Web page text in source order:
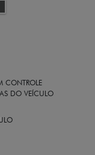
CONTROLE
DO VEÍCULO